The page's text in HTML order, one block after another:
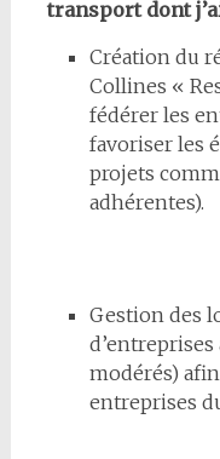
transport dont
Création du
Collines «
fédérer les
favoriser les
projets
adhérentes).
Gestion des
modérés)
entreprises